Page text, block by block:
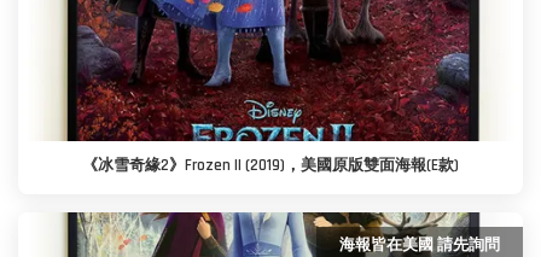
《冰雪奇緣2》Frozen II (2019)，美國原版雙面海報(E款)
海報皆在美國 請先詢問